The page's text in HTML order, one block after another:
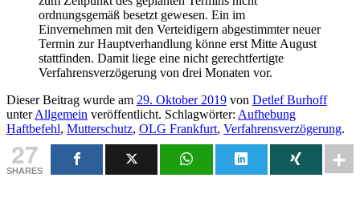
ordnungsgemäß besetzt gewesen. Ein im
Einvernehmen mit den Verteidigern abgestimmter neuer
Termin zur Hauptverhandlung könne erst Mitte August
stattfinden. Damit liege eine nicht gerechtfertigte
Verfahrensverzögerung von drei Monaten vor.
Dieser Beitrag wurde am 29. Oktober 2019 von Detlef Burhoff
unterAllgemein veröffentlicht. Schlagwörter: Aufhebung
Haftbefehl, Mutterschutz, OLG Frankfurt, Verfahrensverzögerung.
27
SHARES